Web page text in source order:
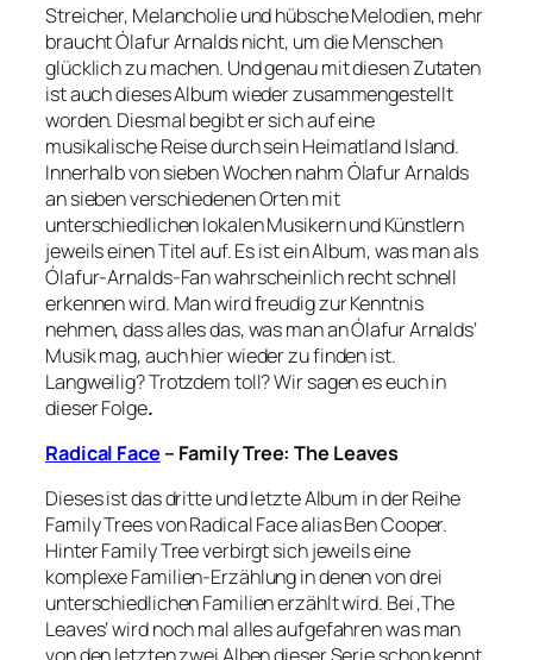
Streicher, Melancholie und hübsche Melodien, mehr
braucht Ólafur Arnalds nicht, um die Menschen
glücklich zu machen. Und genau mit diesen Zutaten
ist auch dieses Album wieder zusammengestellt
worden. Diesmal begibt er sich auf eine
musikalische Reise durch sein Heimatland Island.
Innerhalb von sieben Wochen nahm Ólafur Arnalds
an sieben verschiedenen Orten mit
unterschiedlichen lokalen Musikern und Künstlern
jeweils einen Titel auf. Es ist ein Album, was man als
Ólafur-Arnalds-Fan wahrscheinlich recht schnell
erkennen wird. Man wird freudig zur Kenntnis
nehmen, dass alles das, was man an Ólafur Arnalds‘
Musik mag, auch hier wieder zu finden ist.
Langweilig? Trotzdem toll? Wir sagen es euch in
dieser Folge.
Radical Face – Family Tree: The Leaves
Dieses ist das dritte und letzte Album in der Reihe
Family Trees von Radical Face alias Ben Cooper.
Hinter Family Tree verbirgt sich jeweils eine
komplexe Familien-Erzählung in denen von drei
unterschiedlichen Familien erzählt wird. Bei ‚The
Leaves‘ wird noch mal alles aufgefahren was man